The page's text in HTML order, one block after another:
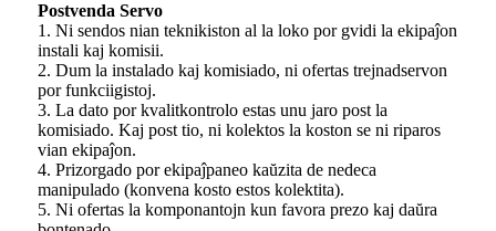
Postvenda Servo
1. Ni sendos nian teknikiston al la loko por gvidi la ekipaĵon
instali kaj komisii.
2. Dum la instalado kaj komisiado, ni ofertas trejnadservon
por funkciigistoj.
3. La dato por kvalitkontrolo estas unu jaro post la
komisiado. Kaj post tio, ni kolektos la koston se ni riparos
vian ekipaĵon.
4. Prizorgado por ekipaĵpaneo kaŭzita de nedeca
manipulado (konvena kosto estos kolektita).
5. Ni ofertas la komponantojn kun favora prezo kaj daŭra